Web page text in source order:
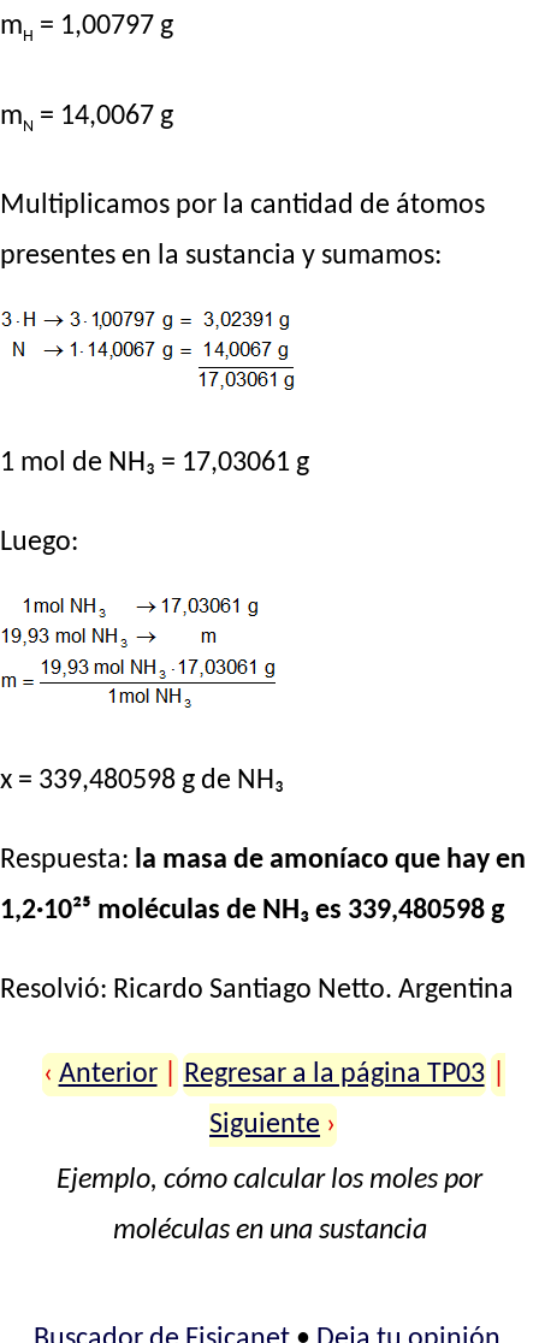
m H = 1,00797 g
m N = 14,0067 g
Multiplicamos por la cantidad de átomos
presentes en la sustancia y sumamos:
1 mol de NH₃ = 17,03061 g
Luego:
x = 339,480598 g de NH₃
Respuesta: la masa de amoníaco que hay en
1,2·10²⁵ moléculas de NH₃ es 339,480598 g
Resolvió: Ricardo Santiago Netto. Argentina
‹ Anterior Regresar a la página TP03
Siguiente ›
Ejemplo, cómo calcular los moles por
moléculas en una sustancia